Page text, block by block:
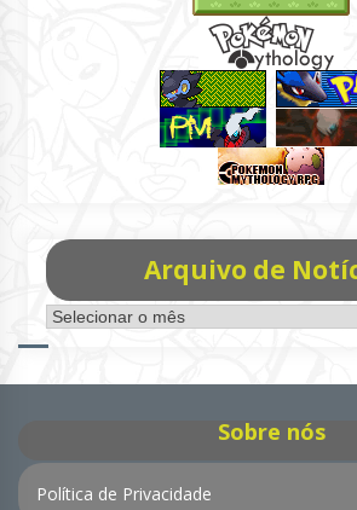
Arquivo de
Arquivo
de
Sobre nós
Política de Privacidade